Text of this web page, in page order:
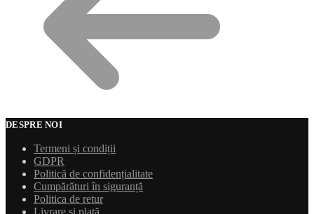
DESPRE NOI
Termeni și condiții
GDPR
Politică de confidențialitate
Cumpărături în siguranță
Politica de retur
Livrare și plată